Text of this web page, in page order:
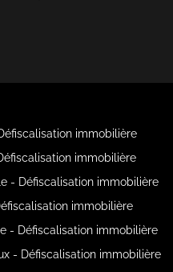
immobilière
immobilière
- Défiscalisation immobilière
immobilière
- Défiscalisation immobilière
- Défiscalisation immobilière